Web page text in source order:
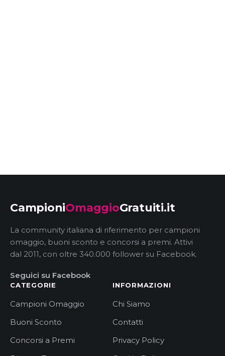
CampioniOmaggioGratuiti.it
La community italiana di riferimento per campioni
omaggio, buoni sconto e concorsi a premi. Attivi
dal 2011, con oltre 340.000 follower su Facebook.
Seguici su Facebook
CATEGORIE
Campioni Omaggio
Buoni Sconto
Concorsi a Premi
INFORMAZIONI
Chi Siamo
Contatti
Privacy Policy